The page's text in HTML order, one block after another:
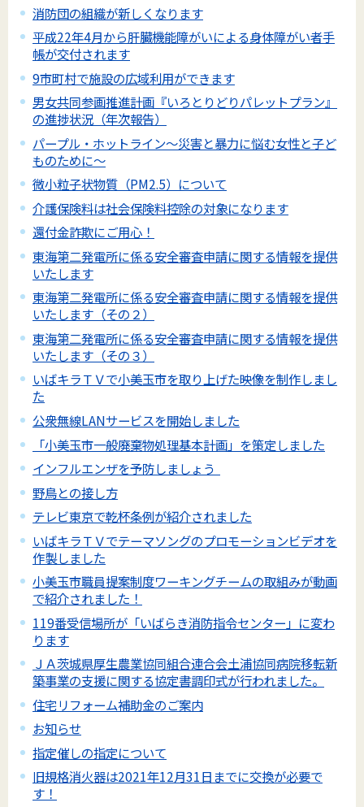
消防団の組織が新しくなります
平成22年4月から肝臓機能障がいによる身体障がい者手
帳が交付されます
9市町村で施設の広域利用ができます
男女共同参画推進計画『いろとりどりパレットプラン』
の進捗状況（年次報告）
パープル・ホットライン～災害と暴力に悩む女性と子ど
ものために～
微小粒子状物質（PM2.5）について
介護保険料は社会保険料控除の対象になります
還付金詐欺にご用心！
東海第二発電所に係る安全審査申請に関する情報を提供
いたします
東海第二発電所に係る安全審査申請に関する情報を提供
いたします（その２）
東海第二発電所に係る安全審査申請に関する情報を提供
いたします（その３）
いばキラＴＶで小美玉市を取り上げた映像を制作しまし
た
公衆無線LANサービスを開始しました
「小美玉市一般廃棄物処理基本計画」を策定しました
インフルエンザを予防しましょう
野鳥との接し方
テレビ東京で乾杯条例が紹介されました
いばキラＴＶでテーマソングのプロモーションビデオを
作製しました
小美玉市職員提案制度ワーキングチームの取組みが動画
で紹介されました！
119番受信場所が「いばらき消防指令センター」に変わ
ります
ＪＡ茨城県厚生農業協同組合連合会土浦協同病院移転新
築事業の支援に関する協定書調印式が行われました。
住宅リフォーム補助金のご案内
お知らせ
指定催しの指定について
旧規格消火器は2021年12月31日までに交換が必要で
す！